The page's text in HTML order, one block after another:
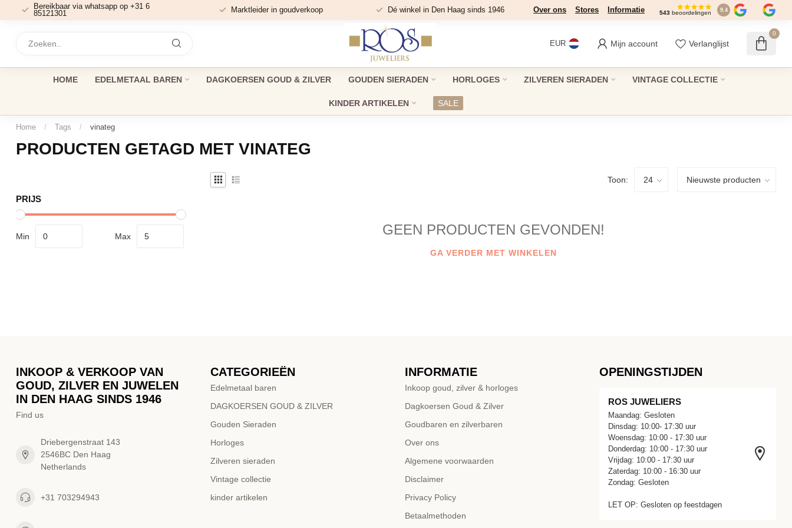
Bereikbaar via whatsapp op +31 6
85121301
Marktleider in goudverkoop Dé winkel in Den Haag sinds 1946 Over ons Stores Informatie 543 beoordelingen 9.4
EUR Mijn account Verlanglijst
0
HOME EDELMETAAL BAREN DAGKOERSEN GOUD & ZILVER GOUDEN SIERADEN HORLOGES ZILVEREN SIERADEN VINTAGE COLLECTIE
KINDER ARTIKELEN SALE
Home / Tags / vinateg
PRODUCTEN GETAGD MET VINATEG
PRIJS
Min Max
Toon:
GEEN PRODUCTEN GEVONDEN!
GA VERDER MET WINKELEN
INKOOP & VERKOOP VAN
GOUD, ZILVER EN JUWELEN
IN DEN HAAG SINDS 1946
Find us
Driebergenstraat 143
2546BC Den Haag
Netherlands
+31 703294943
CATEGORIEËN
Edelmetaal baren
DAGKOERSEN GOUD & ZILVER
Gouden Sieraden
Horloges
Zilveren sieraden
Vintage collectie
kinder artikelen
INFORMATIE
Inkoop goud, zilver & horloges
Dagkoersen Goud & Zilver
Goudbaren en zilverbaren
Over ons
Algemene voorwaarden
Disclaimer
Privacy Policy
Betaalmethoden
OPENINGSTIJDEN
ROS JUWELIERS
Maandag: Gesloten
Dinsdag: 10:00- 17:30 uur
Woensdag: 10:00 - 17:30 uur
Donderdag: 10:00 - 17:30 uur
Vrijdag: 10:00 - 17:30 uur
Zaterdag: 10:00 - 16:30 uur
Zondag: Gesloten
LET OP: Gesloten op feestdagen